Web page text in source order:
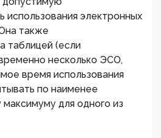
использования электронных
также
таблицей (если
несколько ЭСО,
время использования
по наименее
для одного из